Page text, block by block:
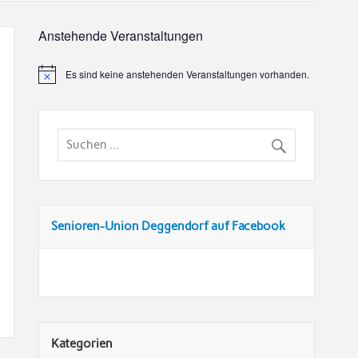
Anstehende Veranstaltungen
Es sind keine anstehenden Veranstaltungen vorhanden.
Senioren-Union Deggendorf auf Facebook
Kategorien